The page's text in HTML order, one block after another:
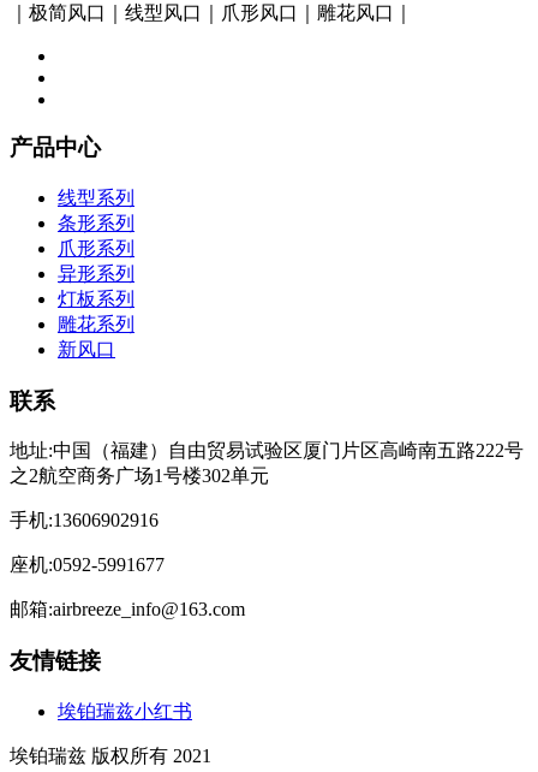
｜极简风口｜线型风口｜爪形风口｜雕花风口｜
产品中心
线型系列
条形系列
爪形系列
异形系列
灯板系列
雕花系列
新风口
联系
地址:中国（福建）自由贸易试验区厦门片区高崎南五路222号
之2航空商务广场1号楼302单元
手机:13606902916
座机:0592-5991677
邮箱:airbreeze_info@163.com
友情链接
埃铂瑞兹小红书
埃铂瑞兹 版权所有 2021